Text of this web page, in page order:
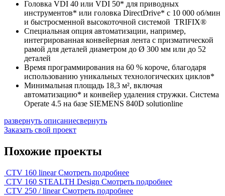
Головка VDI 40 или VDI 50* для приводных
инструментов* или головка DirectDrive* с 10 000 об/мин
и быстросменной высокоточной системой TRIFIX®
Специальная опция автоматизации, например,
интегрированная конвейерная лента с призматической
рамой для деталей диаметром до Ø 300 мм или до 52
деталей
Время программирования на 60 % короче, благодаря
использованию уникальных технологических циклов*
Минимальная площадь 18,3 м², включая
автоматизацию* и конвейер удаления стружки. Система
Operate 4.5 на базе SIEMENS 840D solutionline
развернуть описаниесвернуть
Заказать свой проект
Похожие проекты
CTV 160 linear Смотреть подробнее
CTV 160 STEALTH Design Смотреть подробнее
CTV 250 / linear Смотреть подробнее